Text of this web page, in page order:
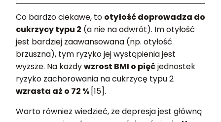
Co bardzo ciekawe, to otyłość doprowadza do
cukrzycy typu 2 (a nie na odwrót). Im otyłość
jest bardziej zaawansowana (np. otyłość
brzuszna), tym ryzyko jej wystąpienia jest
wyższe. Na każdywzrost BMI o pięćjednostek
ryzyko zachorowania na cukrzycę typu 2
wzrasta aż o 72 % [15].
Warto również wiedzieć, że depresja jest główną